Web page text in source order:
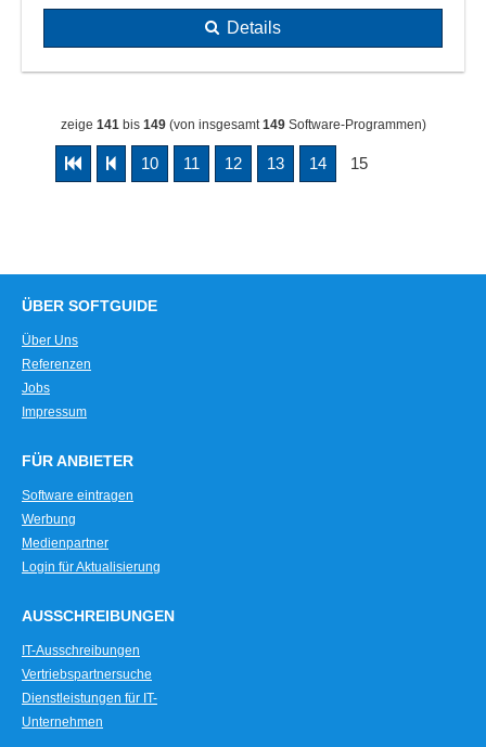
Details
zeige 141 bis 149(von insgesamt 149Software-Programmen)
10 11 12 13 14 15
ÜBER SOFTGUIDE
Über Uns
Referenzen
Jobs
Impressum
FÜR ANBIETER
Software eintragen
Werbung
Medienpartner
Login für Aktualisierung
AUSSCHREIBUNGEN
IT-Ausschreibungen
Vertriebspartnersuche
Dienstleistungen für IT-
Unternehmen